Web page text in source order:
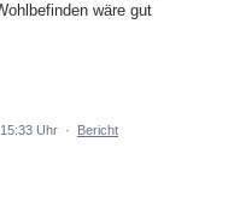
wäre gut
Uhr · Bericht